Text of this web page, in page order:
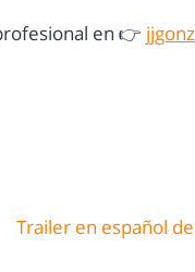
en 👉
Trailer en español